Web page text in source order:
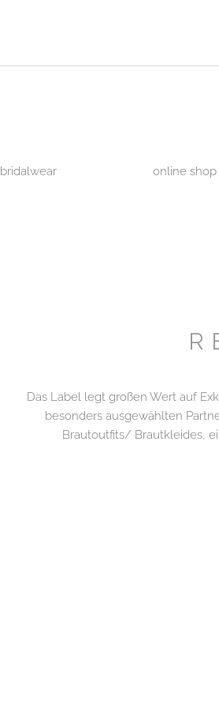
bridalwear online shop
Das Label legt großen Wert auf
besonders ausgewählten
Brautoutfits/ Brautkleides,